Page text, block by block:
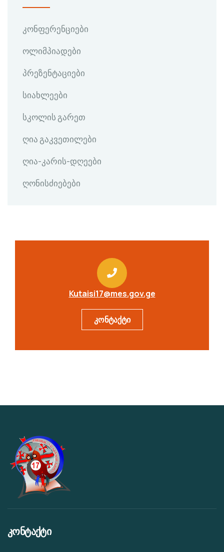
კონფერენციები
ოლიმპიადები
პრეზენტაციები
სიახლეები
სკოლის გარეთ
ღია გაკვეთილები
ღია-კარის-დღეები
ღონისძიებები
Kutaisi17@mes.gov.ge
კონტაქტი
კონტაქტი